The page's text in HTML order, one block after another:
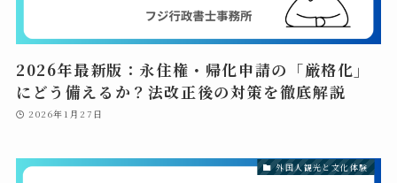
2026年最新版：永住権・帰化申請の「厳格化」
にどう備えるか？法改正後の対策を徹底解説
2026年1月27日
外国人観光と文化体験